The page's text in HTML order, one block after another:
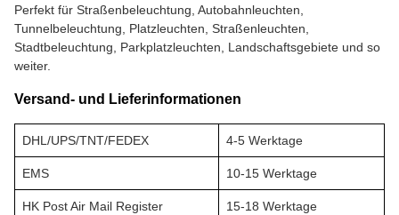
Perfekt für Straßenbeleuchtung, Autobahnleuchten,
Tunnelbeleuchtung, Platzleuchten, Straßenleuchten,
Stadtbeleuchtung, Parkplatzleuchten, Landschaftsgebiete und so
weiter.
Versand- und Lieferinformationen
DHL/UPS/TNT/FEDEX 4-5 Werktage
EMS 10-15 Werktage
HK Post Air Mail Register 15-18 Werktage